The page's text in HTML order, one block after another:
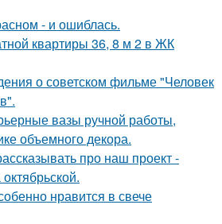
- и ошиблась.
квартиры 36, 8 м 2 в ЖК
о советском фильме "Человек
вазы ручной работы,
объемного декора.
про наш проект -
нравится в свече